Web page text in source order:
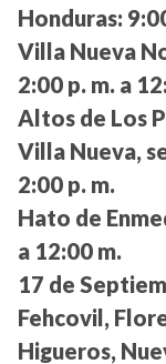
Honduras:
Villa Nueva
2:00 p. m. a
Altos de Los
Villa Nueva,
2:00 p. m.
Hato de
a 12:00 m.
17 de
Fehcovil,
Higueros,